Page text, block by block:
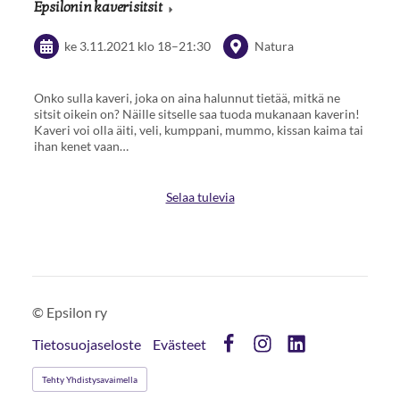
Epsilonin kaverisitsit
ke 3.11.2021 klo 18–21:30 Natura
Onko sulla kaveri, joka on aina halunnut tietää, mitkä ne
sitsit oikein on? Näille sitselle saa tuoda mukanaan kaverin!
Kaveri voi olla äiti, veli, kumppani, mummo, kissan kaima tai
ihan kenet vaan…
Selaa tulevia
© Epsilon ry
Tietosuojaseloste
Evästeet
Tehty Yhdistysavaimella